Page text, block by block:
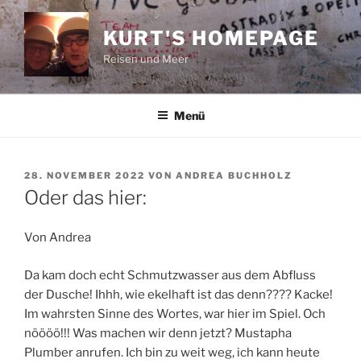
Zum
Inhalt
springen
KURT'S HOMEPAGE
Reisen und Meer
Menü
VERÖFFENTLICHT
AM
28. NOVEMBER 2022 VON ANDREA BUCHHOLZ
Oder das hier:
Von Andrea
Da kam doch echt Schmutzwasser aus dem Abfluss
der Dusche! Ihhh, wie ekelhaft ist das denn???? Kacke!
Im wahrsten Sinne des Wortes, war hier im Spiel. Och
nöööö!!! Was machen wir denn jetzt? Mustapha
Plumber anrufen. Ich bin zu weit weg, ich kann heute